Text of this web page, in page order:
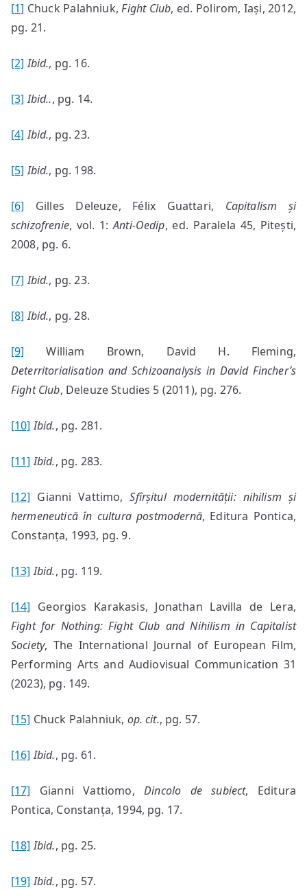
[1] Chuck Palahniuk,Fight Club, ed. Polirom, Iași, 2012,
pg. 21.
[2] Ibid., pg. 16.
[3] Ibid.., pg. 14.
[4] Ibid., pg. 23.
[5] Ibid., pg. 198.
[6] Gilles Deleuze, Félix Guattari, Capitalism și
schizofrenie, vol. 1:Anti-Oedip, ed. Paralela 45, Pitești,
2008, pg. 6.
[7] Ibid., pg. 23.
[8] Ibid., pg. 28.
[9] William Brown, David H. Fleming,
Deterritorialisation and Schizoanalysis in David Fincher’s
Fight Club, Deleuze Studies 5 (2011), pg. 276.
[10] Ibid., pg. 281.
[11] Ibid., pg. 283.
[12] Gianni Vattimo,Sfîrșitul modernității: nihilism și
hermeneutică în cultura postmodernă, Editura Pontica,
Constanța, 1993, pg. 9.
[13] Ibid., pg. 119.
[14] Georgios Karakasis, Jonathan Lavilla de Lera,
Fight for Nothing: Fight Club and Nihilism in Capitalist
Society, The International Journal of European Film,
Performing Arts and Audiovisual Communication 31
(2023), pg. 149.
[15] Chuck Palahniuk, op. cit., pg. 57.
[16] Ibid., pg. 61.
[17] Gianni Vattiomo,Dincolo de subiect, Editura
Pontica, Constanța, 1994, pg. 17.
[18] Ibid., pg. 25.
[19] Ibid., pg. 57.